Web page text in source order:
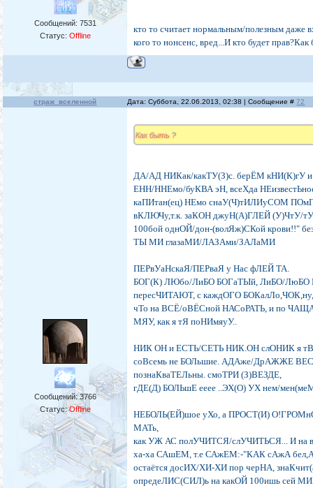
Сообщений: 7531
Статус: Offline
кто то считает нормальным/полезным даже
кого то нонсенс, вред...И кто будет прав?Как
страж_вселенной Дата: Суббота, 22.06.2013, 02:38 | Сообщение #72
Сообщений:3766
Статус:Offline
Как быть ?
ДА/АД НИКак/какТУ(З)с. берЁМ кНИ(К)гУ
ЕНН/ННЕмо/буКВА эН, всеХда
каПИтан(ец) НЕмо снаУ(Ч)тИЛИуСОМ
вКЛЮЧу,т.к. заКОН джуН(А)ГЛЕЙ
100бой однОЙ/дон-(волЯж)СКой крови!!"
ТЫ МИ глазаМИ/ЛАЗАми/ЗАЛаМИ
ПЕРвУаНскаЯ/ПЕРваЯ у Нас фЛЕЙ ТА.
БОГ(К) ЛЮбо/ЛиБО БОГаТЫй, ЛиБО/ЛюБО
пересЧИТАЮТ, с каждОГО
чТо на ВСЁ/оВЁСной НАСоРАТЬ, и по
МЯУ, как я тЯ поНИмяуУ..
НИК ОН и ЕСТЬ/СЕТЬ НИК.ОН слОНИК я
соВсемь не БОЛьшие. АДАже/ДрАЖЖЕ
познаКваТЕЛьны. смоТРИ (З)ВЕЗДЕ,
гДЕ(Д) БОЛЬшЕ ееее ..ЭХ(О) УХ нем/
НЕБОЛЬ(ЕЙ)шое уХо, а ПРОСТ(И)
МАТь,
как УЖ АС полУЧИТСЯ/слУЧИТЬСЯ... И на
ха-ха САшЕМ, т.е САжЕМ:-"КАК сАжА
остаётся досИХ/ХИ-ХИ пор черНА,
опредеЛИС(СИЛ)ь на какОЙ 100ишь сей